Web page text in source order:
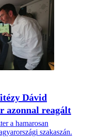
Dávid
azonnal reagált
a hamarosan
szakaszán.